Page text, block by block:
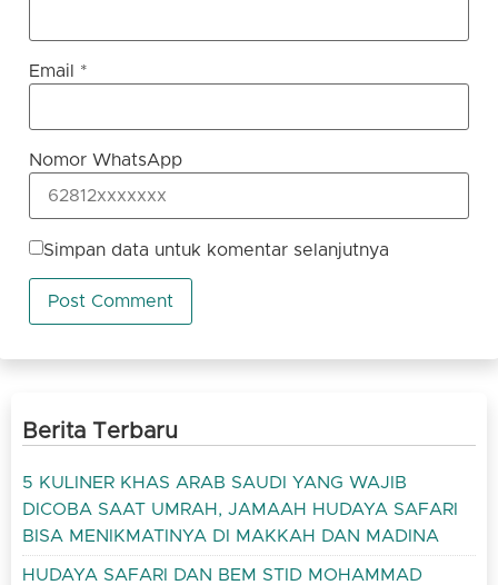
Email *
Nomor WhatsApp
Simpan data untuk komentar selanjutnya
Berita Terbaru
5 KULINER KHAS ARAB SAUDI YANG WAJIB
DICOBA SAAT UMRAH, JAMAAH HUDAYA SAFARI
BISA MENIKMATINYA DI MAKKAH DAN MADINA
HUDAYA SAFARI DAN BEM STID MOHAMMAD